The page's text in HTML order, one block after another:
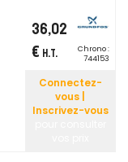
36,02
€ H.T.
Chrono :
744153
Connectez-
vous |
Inscrivez-vous